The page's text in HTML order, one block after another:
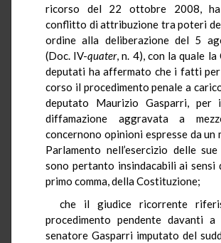
ricorso del 22 ottobre 2008,
conflitto di attribuzione tra poteri
ordine alla deliberazione del 5
(Doc. IV-quater, n. 4), con la quale la
deputati ha affermato che i fatti
corso il procedimento penale a
deputato Maurizio Gasparri,
diffamazione aggravata a
concernono opinioni espresse da un
Parlamento nell’esercizio delle
sono pertanto insindacabili ai sensi
primo comma, della Costituzione;
che il giudice ricorrente
procedimento pendente davanti
senatore Gasparri imputato del